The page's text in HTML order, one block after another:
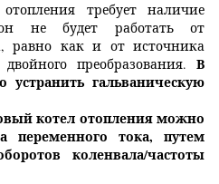
требует наличие
не будет работать от
равно как и от источника
преобразования. В
устранить гальваническую
котел отопления можно
переменного тока, путем
коленвала/частоты